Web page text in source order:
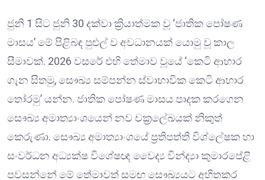
ජුනි 1 සිට ජුනි 30 දක්වා ක්‍රියාත්මක වූ ‘ජාතික පෝෂණ
මාසය’ මේ පිළිබඳ පුළුල් ව අවධානයක් යොමු වූ කාල
සීමාවක්. 2026 වසරේ එහි තේමාව වූයේ ‘කෙටි ආහාර
ගැන සිතමු, සෞඛ්‍ය සම්පන්න ස්වාභාවික කෙටි ආහාර
තෝරමු’ යන්න. ජාතික පෝෂණ මාසය පාදක කරගෙන
සෞඛ්‍ය අමාත්‍යාංශයෙන් නව චක්‍රලේඛයක් නිකුත්
කෙරුණා. සෞඛ්‍ය අමාත්‍යාංශයේ ප්‍රතිපත්ති විශ්ලේෂක හා
සංවර්ධන අධ්‍යක්ෂ විශේෂඥ වෛද්‍ය වින්ද්‍යා කුමාරපේළි
පවසන්නේ මේ තේමාවත් සමඟ සෞඛ්‍යයට අහිතකර